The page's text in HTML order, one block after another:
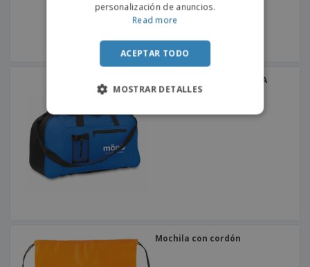
Bolsa de deporte PARANA
Mochila con cordón
personalización de anuncios.
Read more
ACEPTAR TODO
MOSTRAR DETALLES